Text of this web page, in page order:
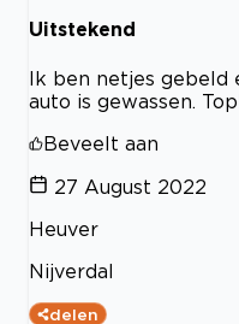
Uitstekend
Ik ben netjes gebeld
auto is gewassen.
Beveelt aan
27 August 2022
Heuver
Nijverdal
delen